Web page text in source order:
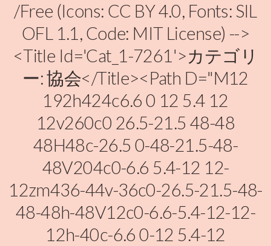
/free (Icons: CC BY 4.0, Fonts: SIL
OFL 1.1, Code: MIT License) -->
<title Id='cat_1-7261'>カテゴリ
ー: 協会</title><path D="M12
192h424c6.6 0 12 5.4 12
12v260c0 26.5-21.5 48-48
48H48c-26.5 0-48-21.5-48-
48V204c0-6.6 5.4-12 12-
12zm436-44v-36c0-26.5-21.5-48-
48-48h-48V12c0-6.6-5.4-12-12-
12h-40c-6.6 0-12 5.4-12